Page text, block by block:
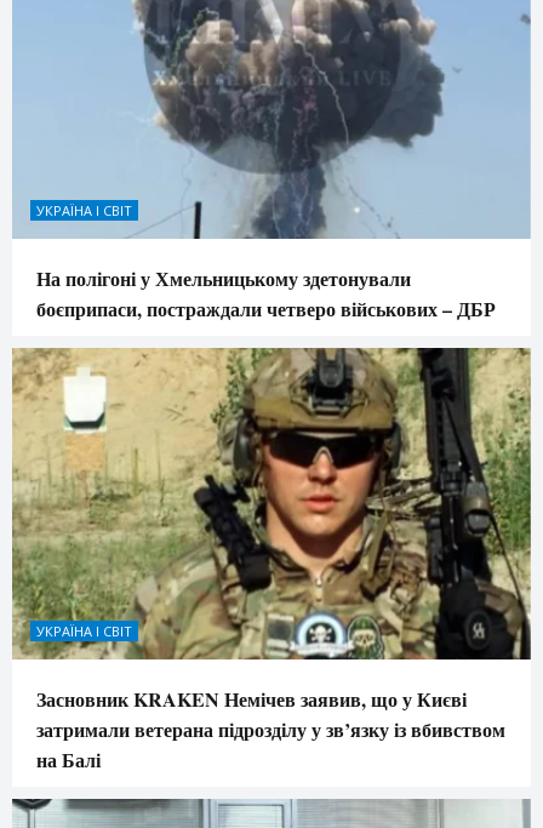
УКРАЇНА І СВІТ
На полігоні у Хмельницькому здетонували
боєприпаси, постраждали четверо військових – ДБР
УКРАЇНА І СВІТ
Засновник KRAKEN Немічев заявив, що у Києві
затримали ветерана підрозділу у зв’язку із вбивством
на Балі